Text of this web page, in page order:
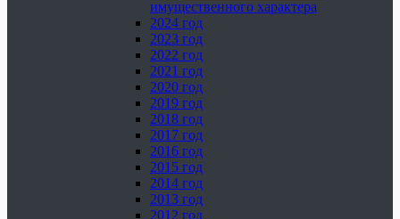
имущественного характера
2024 год
2023 год
2022 год
2021 год
2020 год
2019 год
2018 год
2017 год
2016 год
2015 год
2014 год
2013 год
2012 год